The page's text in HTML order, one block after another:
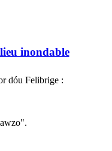
inondable
dóu Felibrige :